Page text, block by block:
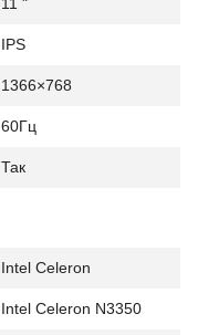
IPS
1366×768
60Гц
Так
Intel Celeron
Intel Celeron N3350